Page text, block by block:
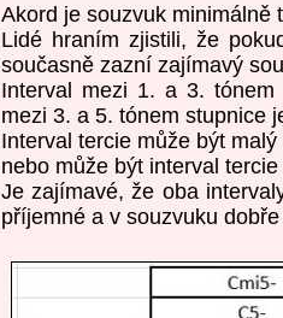
Akord je souzvuk minimálně
Lidé hraním zjistili, že
současně zazní zajímavý
Interval mezi 1. a 3.
mezi 3. a 5. tónem stupnice
Interval tercie může být
nebo může být interval
Je zajímavé, že oba
příjemné a v souzvuku